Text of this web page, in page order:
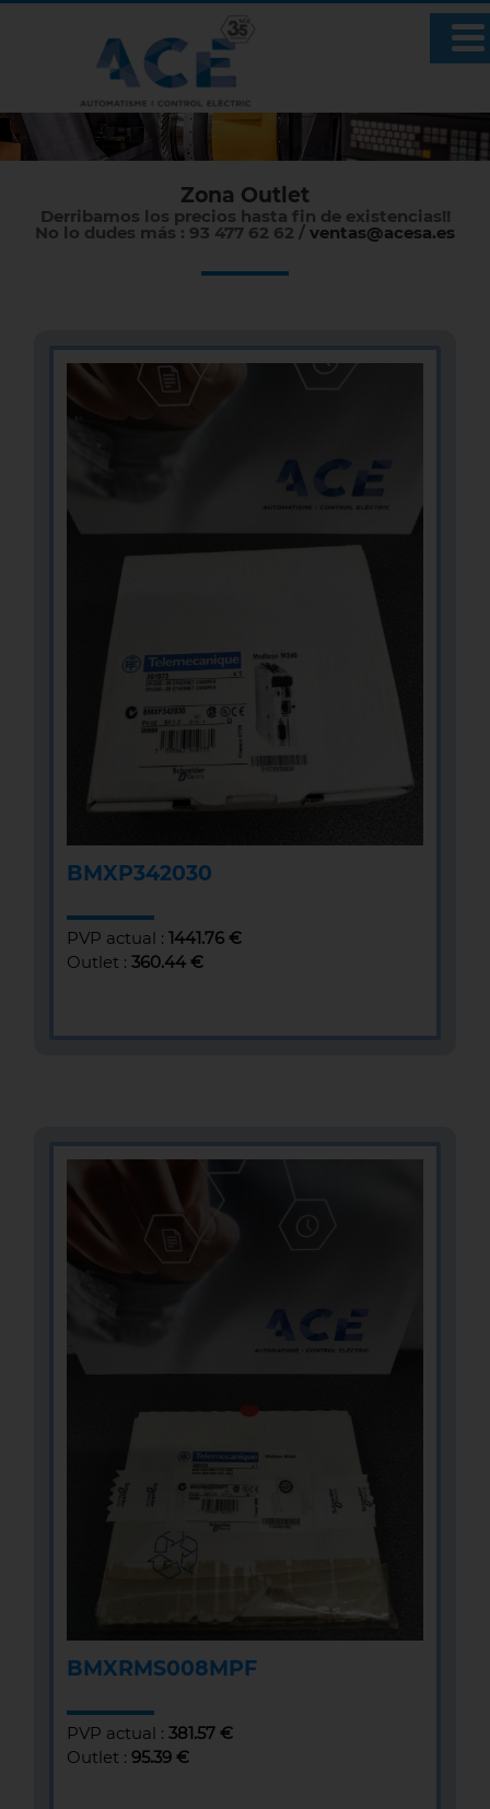
Zona Outlet
Derribamos los precios hasta fin de existencias!!
No lo dudes más : 93 477 62 62 / ventas@acesa.es
BMXP342030
PVP actual : 1441.76 €
Outlet : 360.44 €
BMXRMS008MPF
PVP actual : 381.57 €
Outlet : 95.39 €